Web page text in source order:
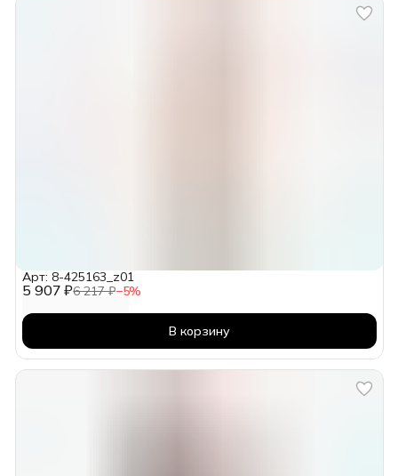
5 907 ₽6 217 ₽−5%
Арт: 8-425163_z01
В корзину